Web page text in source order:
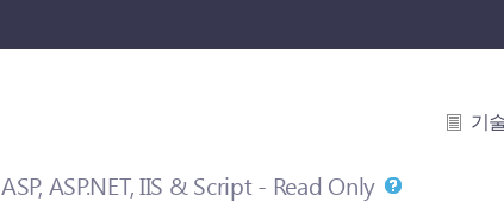
기
ASP, ASP.NET, IIS & Script - Read Only